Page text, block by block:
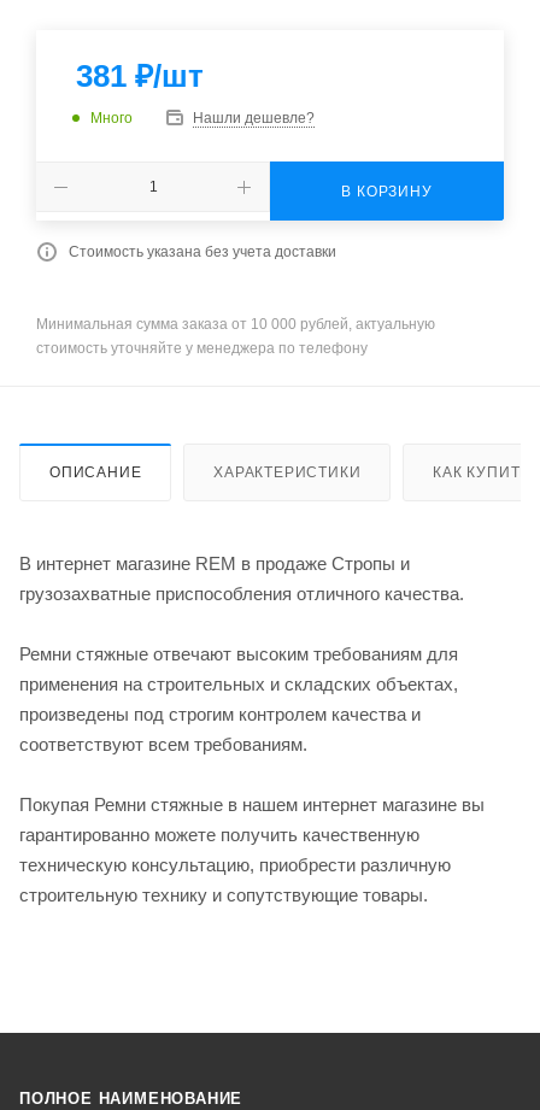
381 ₽/шт
Много Нашли дешевле?
В КОРЗИНУ
Стоимость указана без учета доставки
Минимальная сумма заказа от 10 000 рублей, актуальную
стоимость уточняйте у менеджера по телефону
ОПИСАНИЕ ХАРАКТЕРИСТИКИ КАК КУПИТЬ
В интернет магазине REM в продаже Стропы и
грузозахватные приспособления отличного качества.
Ремни стяжные отвечают высоким требованиям для
применения на строительных и складских объектах,
произведены под строгим контролем качества и
соответствуют всем требованиям.
Покупая Ремни стяжные в нашем интернет магазине вы
гарантированно можете получить качественную
техническую консультацию, приобрести различную
строительную технику и сопутствующие товары.
ПОЛНОЕ НАИМЕНОВАНИЕ